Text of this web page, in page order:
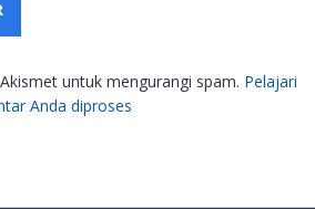
untuk mengurangi spam. Pelajari
Anda diproses